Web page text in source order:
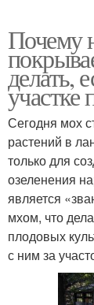
Почему
делать,
участке
Сегодня мох
растений в
только для
озеленения
является
мхом, что
плодовых
с ним за